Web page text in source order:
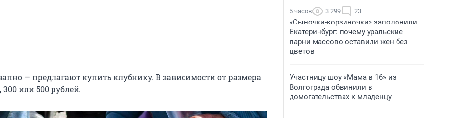
— предлагают купить клубнику. В зависимости от размера
или 500 рублей.
5 часов 3 299 23
«Сыночки-корзиночки» заполонили
Екатеринбург: почему уральские
парни массово оставили жен без
цветов
Участницу шоу «Мама в 16» из
Волгограда обвинили в
домогательствах к младенцу